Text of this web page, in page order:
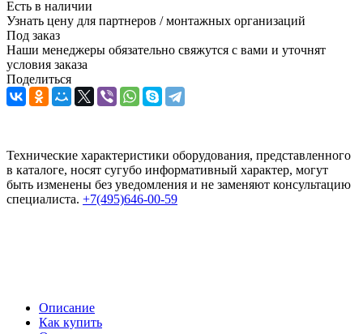
Есть в наличии
Узнать цену для партнеров / монтажных организаций
Под заказ
Наши менеджеры обязательно свяжутся с вами и уточнят
условия заказа
Поделиться
Технические характеристики оборудования, представленного
в каталоге, носят сугубо информативный характер, могут
быть изменены без уведомления и не заменяют консультацию
специалиста. +7(495)646-00-59
Описание
Как купить